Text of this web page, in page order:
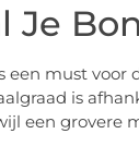
Je
een must voor
is
een grovere